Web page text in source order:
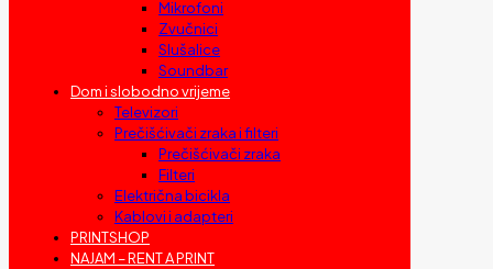
Mikrofoni
Zvučnici
Slušalice
Soundbar
Dom i slobodno vrijeme
Televizori
Prečišćivači zraka i filteri
Prečišćivači zraka
Filteri
Električna bicikla
Kablovi i adapteri
PRINTSHOP
NAJAM – RENT A PRINT